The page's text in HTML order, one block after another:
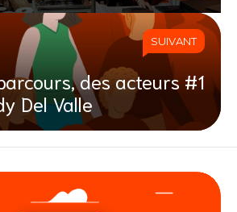
SUIVANT
des acteurs #1
Del Valle